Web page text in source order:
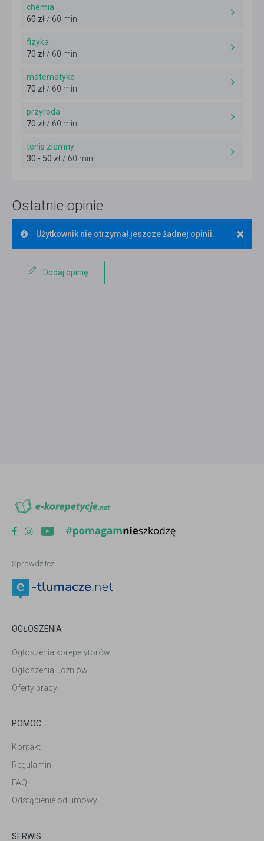
chemia
60 zł / 60 min
fizyka
70 zł / 60 min
matematyka
70 zł / 60 min
przyroda
70 zł / 60 min
tenis ziemny
30 - 50 zł / 60 min
Ostatnie opinie
×
Użytkownik nie otrzymał jeszcze żadnej opinii.
Dodaj opinię
Sprawdź też:
OGŁOSZENIA
Ogłoszenia korepetytorów
Ogłoszenia uczniów
Oferty pracy
POMOC
Kontakt
Regulamin
FAQ
Odstąpienie od umowy
SERWIS